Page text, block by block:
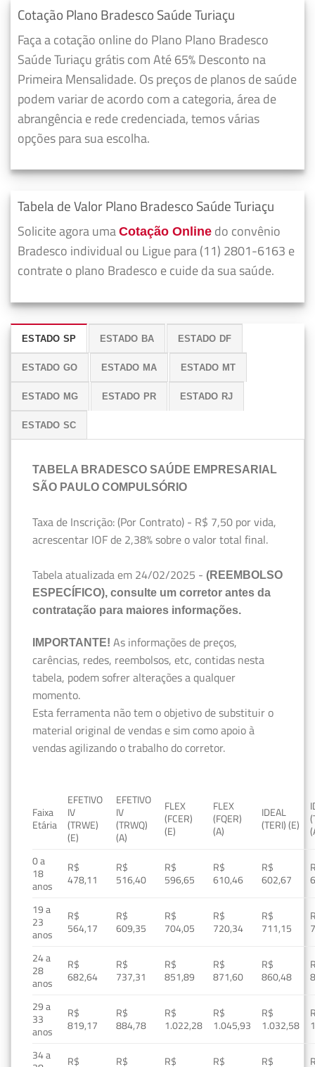
Cotação Plano Bradesco Saúde Turiaçu
Faça a cotação online do Plano Plano Bradesco
Saúde Turiaçu grátis com Até 65% Desconto na
Primeira Mensalidade. Os preços de planos de saúde
podem variar de acordo com a categoria, área de
abrangência e rede credenciada, temos várias
opções para sua escolha.
Tabela de Valor Plano Bradesco Saúde Turiaçu
Solicite agora uma Cotação Online do convênio
Bradesco individual ou Ligue para (11) 2801-6163 e
contrate o plano Bradesco e cuide da sua saúde.
ESTADO SP ESTADO BA ESTADO DF
ESTADO GO ESTADO MA ESTADO MT
ESTADO MG ESTADO PR ESTADO RJ
ESTADO SC
TABELA BRADESCO SAÚDE EMPRESARIAL
SÃO PAULO COMPULSÓRIO
Taxa de Inscrição: (Por Contrato) - R$ 7,50 por vida,
acrescentar IOF de 2,38% sobre o valor total final.
Tabela atualizada em 24/02/2025 - (REEMBOLSO
ESPECÍFICO), consulte um corretor antes da
contratação para maiores informações.
IMPORTANTE! As informações de preços,
carências, redes, reembolsos, etc, contidas nesta
tabela, podem sofrer alterações a qualquer
momento.
Esta ferramenta não tem o objetivo de substituir o
material original de vendas e sim como apoio à
vendas agilizando o trabalho do corretor.
Faixa
Etária
EFETIVO
IV
(TRWE)
(E)
EFETIVO
IV
(TRWQ)
(A)
FLEX
(FCER)
(E)
FLEX
(FQER)
(A)
IDEAL
(TERI) (E)
0 a
18
anos
R$
478,11
R$
516,40
R$
596,65
R$
610,46
R$
602,67
19 a
23
anos
R$
564,17
R$
609,35
R$
704,05
R$
720,34
R$
711,15
24 a
28
anos
R$
682,64
R$
737,31
R$
851,89
R$
871,60
R$
860,48
29 a
33
anos
R$
819,17
R$
884,78
R$
1.022,28
R$
1.045,93
R$
1.032,58
34 a
R$
R$
R$
R$
R$